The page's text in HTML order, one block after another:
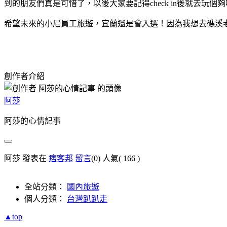
到的朋友們真是可惜了，以後大家要記得check in後就去玩個夠
希望未來的小尼員工旅遊，宜蘭還是會入選！因為我想去礁溪
創作者介紹
阿莎
阿莎的心情記事
阿莎 發表在 痞客邦 留言(0) 人氣( 166 )
全站分類：
國內旅遊
個人分類： 台灣趴趴走
▲top